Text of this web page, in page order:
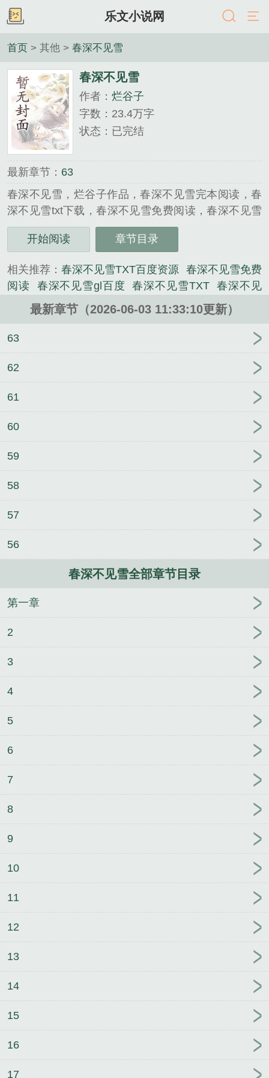
乐文小说网
首页 > 其他 > 春深不见雪
春深不见雪
作者： 烂谷子
字数：23.4万字
状态：已完结
最新章节： 63
春深不见雪，烂谷子作品，春深不见雪完本阅读，春
深不见雪txt下载，春深不见雪免费阅读，春深不见雪
无弹窗，...
《春深不见雪》是烂谷子精心创作的其他类小说。
开始阅读 章节目录
相关推荐： 春深不见雪TXT百度资源 春深不见雪免费
阅读
春深不见雪gl百度 春深不见雪TXT
春深不见
雪by谷子不咕txt 春深不见雪by烂谷子 春深不见雪
春深不见雪百度免费资源
春深不见雪烂谷子
只见梨花开
春深绝不见妍
谷子
春
萱笔趣阁无弹窗
死对头暗
未删减完整版
少
灯火阑珊苗振邦
林
昊唐怡颖未删减完整版
灯
删减完整版
少年阿斌
窗
少年
笔趣阁无弹窗
最新章节（2026-06-03 11:33:10更新）
63
62
61
60
59
58
57
56
春深不见雪全部章节目录
第一章
2
3
4
5
6
7
8
9
10
11
12
13
14
15
16
17